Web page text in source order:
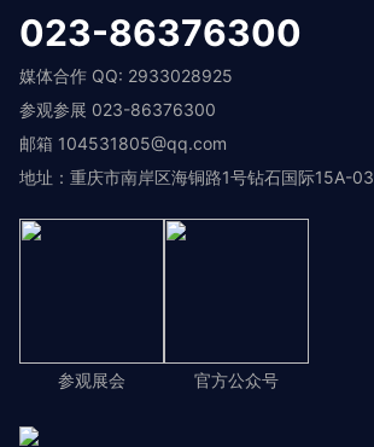
023-86376300
媒体合作 QQ: 2933028925
参观参展 023-86376300
邮箱 104531805@qq.com
地址：重庆市南岸区海铜路1号钻石国际15A-03
参观展会 官方公众号